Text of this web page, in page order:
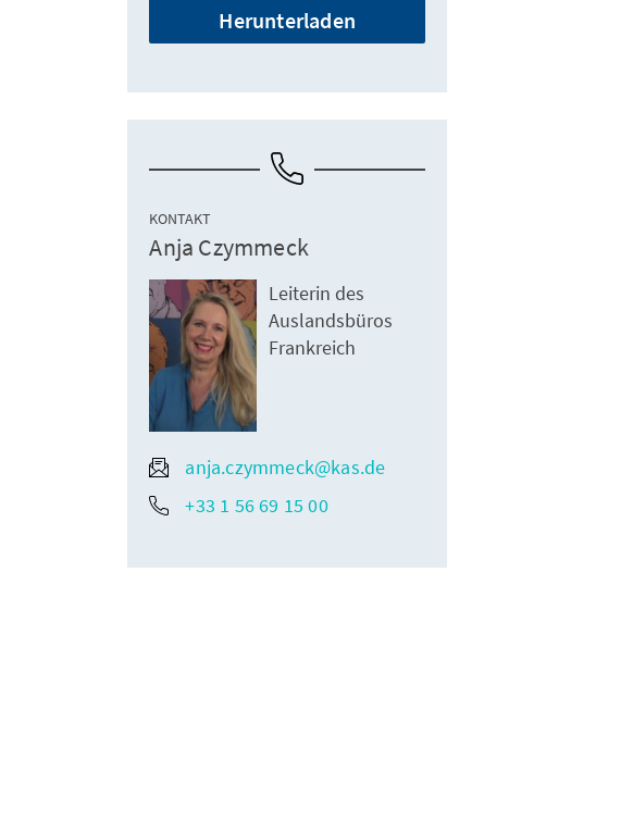
Herunterladen
KONTAKT
Anja Czymmeck
Leiterin des
Auslandsbüros
Frankreich
anja.czymmeck@kas.de
+33 1 56 69 15 00